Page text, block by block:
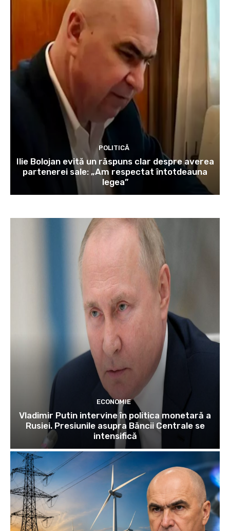
POLITICĂ
Ilie Bolojan evită un răspuns clar despre averea
partenerei sale: „Am respectat întotdeauna
legea”
ECONOMIE
Vladimir Putin intervine în politica monetară a
Rusiei. Presiunile asupra Băncii Centrale se
intensifică